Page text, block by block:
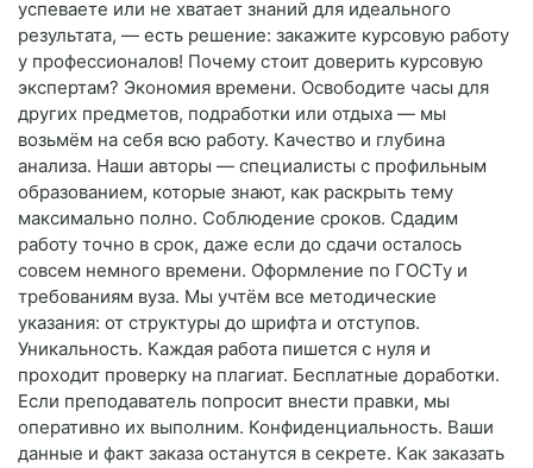
успеваете или не хватает знаний для идеального
результата, — есть решение: закажите курсовую работу
у профессионалов! Почему стоит доверить курсовую
экспертам? Экономия времени. Освободите часы для
других предметов, подработки или отдыха — мы
возьмём на себя всю работу. Качество и глубина
анализа. Наши авторы — специалисты с профильным
образованием, которые знают, как раскрыть тему
максимально полно. Соблюдение сроков. Сдадим
работу точно в срок, даже если до сдачи осталось
совсем немного времени. Оформление по ГОСТу и
требованиям вуза. Мы учтём все методические
указания: от структуры до шрифта и отступов.
Уникальность. Каждая работа пишется с нуля и
проходит проверку на плагиат. Бесплатные доработки.
Если преподаватель попросит внести правки, мы
оперативно их выполним. Конфиденциальность. Ваши
данные и факт заказа останутся в секрете. Как заказать